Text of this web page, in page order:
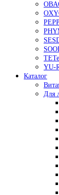
YU-
Каталог
Для